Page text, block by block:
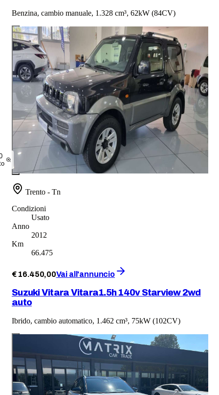
Benzina, cambio manuale, 1.328 cm³, 62kW (84CV)
Trento - Tn
Condizioni
Usato
Anno
2012
Km
66.475
€ 16.450,00Vai all'annuncio
Suzuki Vitara Vitara1.5h 140v Starview 2wd
auto
Ibrido, cambio automatico, 1.462 cm³, 75kW (102CV)